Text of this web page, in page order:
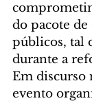
do pacote de
públicos, tal
durante a
Em discurso
evento